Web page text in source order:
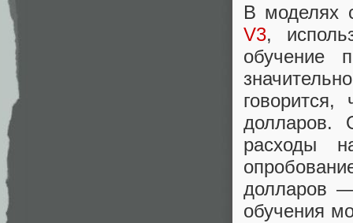
В моделях
V3,
обучение
долларов.
расходы
долларов
обучения